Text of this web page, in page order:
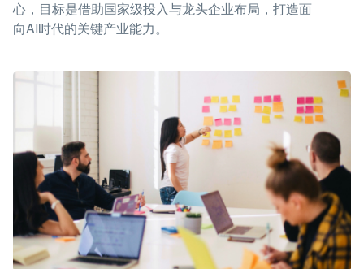
心，目标是借助国家级投入与龙头企业布局，打造面
向AI时代的关键产业能力。